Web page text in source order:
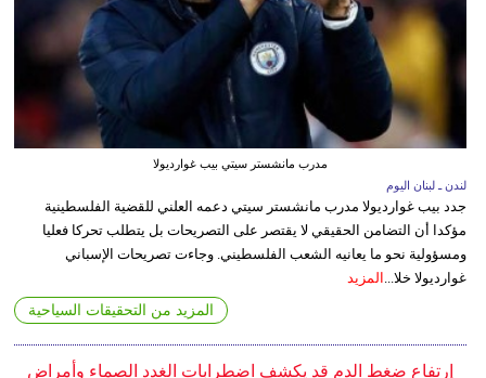
مدرب مانشستر سيتي بيب غوارديولا
لندن ـ لبنان اليوم
جدد بيب غوارديولا مدرب مانشستر سيتي دعمه العلني للقضية الفلسطينية
مؤكدا أن التضامن الحقيقي لا يقتصر على التصريحات بل يتطلب تحركا فعليا
ومسؤولية نحو ما يعانيه الشعب الفلسطيني. وجاءت تصريحات الإسباني
غوارديولا خلا... المزيد
المزيد من التحقيقات السياحية
إرتفاع ضغط الدم قد يكشف اضطرابات الغدد الصماء وأمراض